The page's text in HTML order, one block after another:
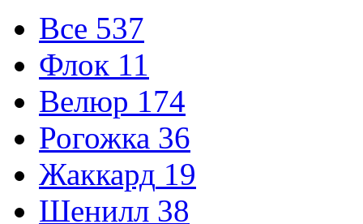
Все 537
Флок 11
Велюр 174
Рогожка 36
Жаккард 19
Шенилл 38